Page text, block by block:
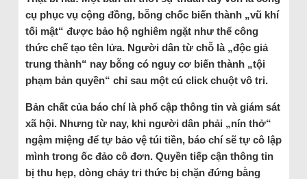
cụ phục vụ cộng đồng, bỗng chốc biến thành „vũ khí
tối mật“ được bảo hộ nghiêm ngặt như thể công
thức chế tạo tên lửa. Người dân từ chỗ là „độc giả
trung thành“ nay bỗng có nguy cơ biến thành „tội
phạm bản quyền“ chỉ sau một cú click chuột vô tri.
Bản chất của báo chí là phổ cập thông tin và giám sát
xã hội. Nhưng từ nay, khi người dân phải „nín thở“
ngậm miệng để tự bảo vệ túi tiền, báo chí sẽ tự cô lập
mình trong ốc đảo cô đơn. Quyền tiếp cận thông tin
bị thu hẹp, dòng chảy tri thức bị chặn đứng bằng